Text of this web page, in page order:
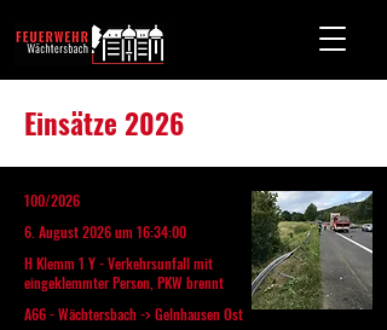
Einsätze 2026
100/2026
6. August 2026 um 16:34:00
H Klemm 1 Y - Verkehrsunfall mit
eingeklemmter Person, PKW brennt
A66 - Wächtersbach -> Gelnhausen Ost